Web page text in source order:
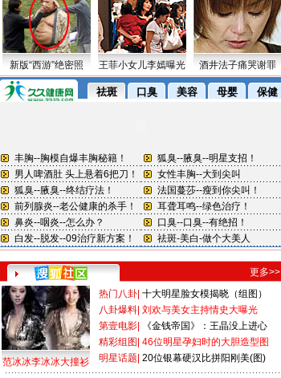
新版“西游”绝密照 王菲小女儿李嫣曝光 酒井法子痛哭谢罪
更多>>
范冰冰李冰冰大撞衫
热门八卦 十大明星脸女模揭晓（组图）
八卦爆料 刘欢与美女主持情史大曝光
第壹电影
《金钱帝国》：王晶没上进心
精彩组图 46位明星孕妇时的大胆造型图
明星话题 20位银幕硬汉比拼阳刚美(图)